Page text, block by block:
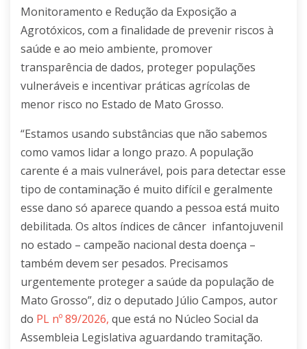
Monitoramento e Redução da Exposição a
Agrotóxicos, com a finalidade de prevenir riscos à
saúde e ao meio ambiente, promover
transparência de dados, proteger populações
vulneráveis e incentivar práticas agrícolas de
menor risco no Estado de Mato Grosso.
“Estamos usando substâncias que não sabemos
como vamos lidar a longo prazo. A população
carente é a mais vulnerável, pois para detectar esse
tipo de contaminação é muito difícil e geralmente
esse dano só aparece quando a pessoa está muito
debilitada. Os altos índices de câncer infantojuvenil
no estado – campeão nacional desta doença –
também devem ser pesados. Precisamos
urgentemente proteger a saúde da população de
Mato Grosso”, diz o deputado Júlio Campos, autor
do PL nº 89/2026, que está no Núcleo Social da
Assembleia Legislativa aguardando tramitação.